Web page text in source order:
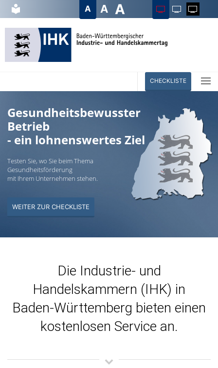
Bedienhilfe öffnen
direkt zum Menü
direkt zum Inhalt
Seitenanfang
Kontaktinformationen
Startseite A A A
CHECKLISTE
Gesundheitsbewusster
Betrieb
- ein lohnenswertes Ziel
Testen Sie, wo Sie beim Thema
Gesundheitsförderung
mit Ihrem Unternehmen stehen.
WEITER ZUR CHECKLISTE
Die Industrie- und
Handelskammern (IHK) in
Baden‑Württemberg bieten einen
kostenlosen Service an.